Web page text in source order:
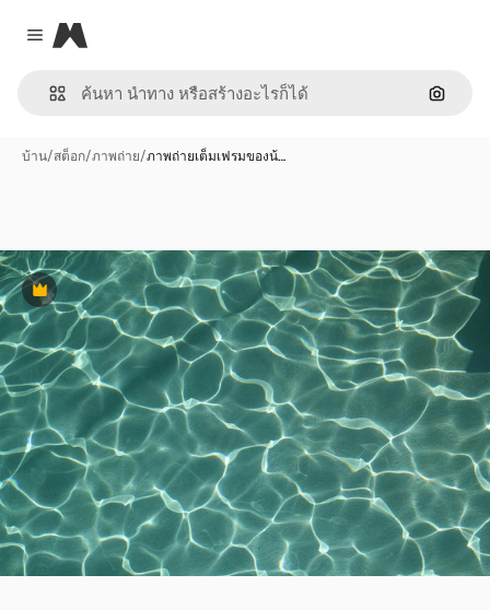
Close menu
Magnific
ค้นหา
บ้าน/สต็อก/ภาพถ่าย/ภาพถ่ายเต็มเฟรมของน้…
พรีเมี่ยม